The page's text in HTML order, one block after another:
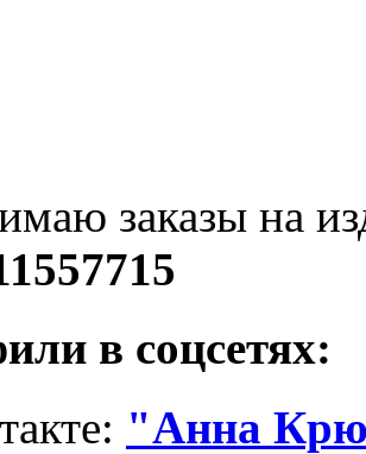
заказы на
в соцсетях:
"Анна